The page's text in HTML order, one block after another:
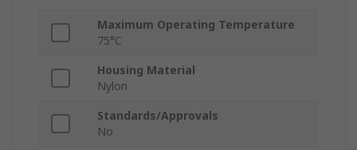
Maximum Operating Temperature
75°C
Housing Material
Nylon
Standards/Approvals
No